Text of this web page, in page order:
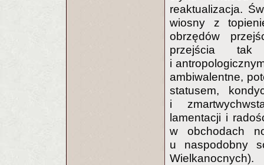
reaktualizacja.
wiosny z
obrzędów
przejścia tak
i
ambiwalentne,
statusem,
i
lamentacji i
w obchodach
u naspodobny
Wielkanocnych).